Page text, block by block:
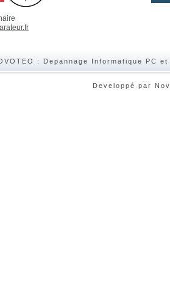
: Depannage Informatique PC
Developpé par